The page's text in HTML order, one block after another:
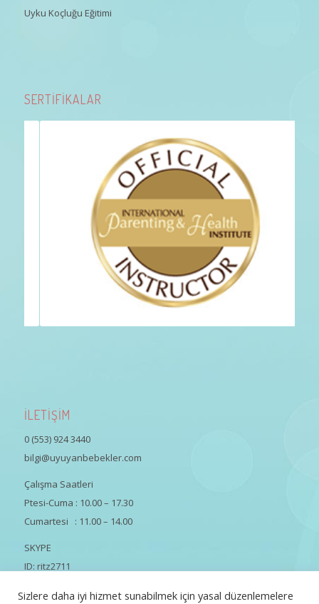
Uyku Koçluğu Eğitimi
SERTİFİKALAR
İLETİŞİM
0 (553) 924 3440
bilgi@uyuyanbebekler.com
Çalışma Saatleri
Ptesi-Cuma : 10.00 – 17.30
Cumartesi : 11.00 – 14.00
SKYPE
ID: ritz2711
Sizlere daha iyi hizmet sunabilmek için yasal düzenlemelere